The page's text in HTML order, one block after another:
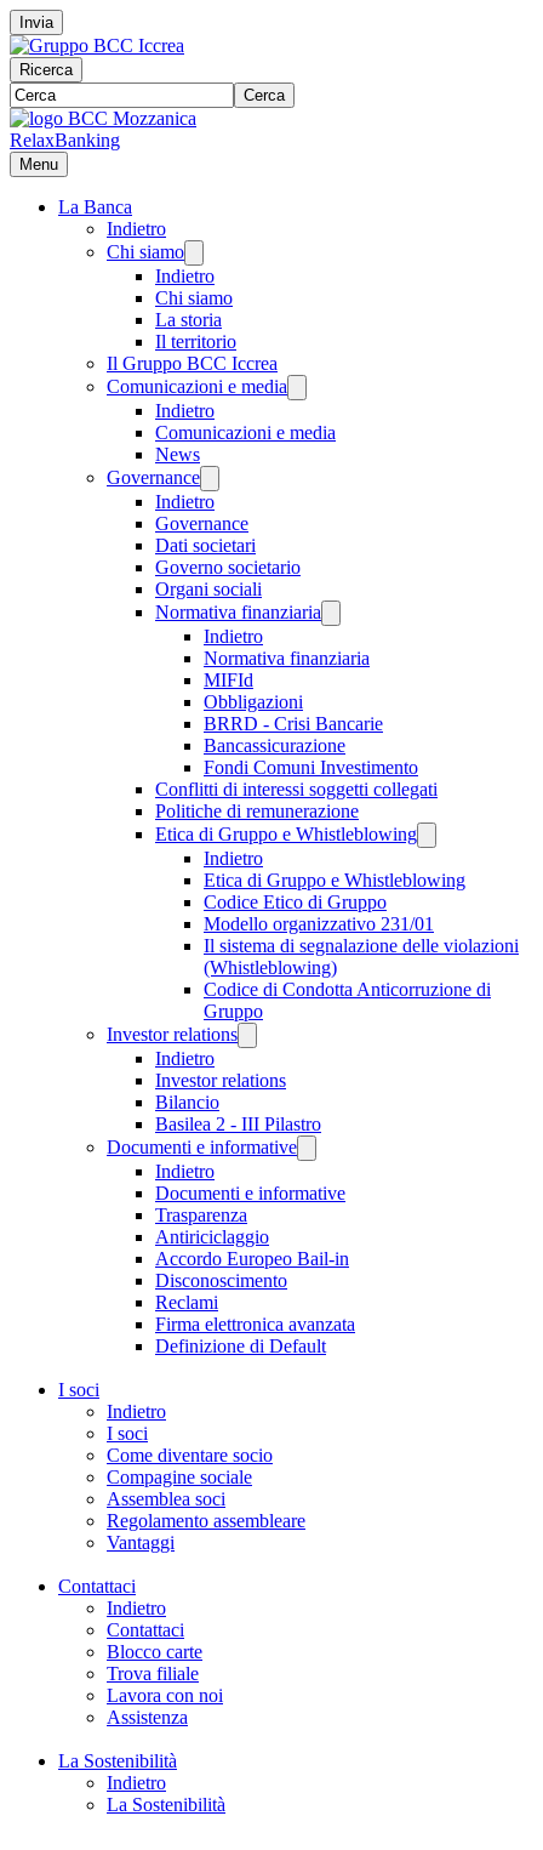
Invia
Ricerca
Cerca
RelaxBanking
Menu
La Banca
Indietro
Chi siamo
Indietro
Chi siamo
La storia
Il territorio
Il Gruppo BCC Iccrea
Comunicazioni e media
Indietro
Comunicazioni e media
News
Governance
Indietro
Governance
Dati societari
Governo societario
Organi sociali
Normativa finanziaria
Indietro
Normativa finanziaria
MIFId
Obbligazioni
BRRD - Crisi Bancarie
Bancassicurazione
Fondi Comuni Investimento
Conflitti di interessi soggetti collegati
Politiche di remunerazione
Etica di Gruppo e Whistleblowing
Indietro
Etica di Gruppo e Whistleblowing
Codice Etico di Gruppo
Modello organizzativo 231/01
Il sistema di segnalazione delle violazioni
(Whistleblowing)
Codice di Condotta Anticorruzione di
Gruppo
Investor relations
Indietro
Investor relations
Bilancio
Basilea 2 - III Pilastro
Documenti e informative
Indietro
Documenti e informative
Trasparenza
Antiriciclaggio
Accordo Europeo Bail-in
Disconoscimento
Reclami
Firma elettronica avanzata
Definizione di Default
I soci
Indietro
I soci
Come diventare socio
Compagine sociale
Assemblea soci
Regolamento assembleare
Vantaggi
Contattaci
Indietro
Contattaci
Blocco carte
Trova filiale
Lavora con noi
Assistenza
La Sostenibilità
Indietro
La Sostenibilità